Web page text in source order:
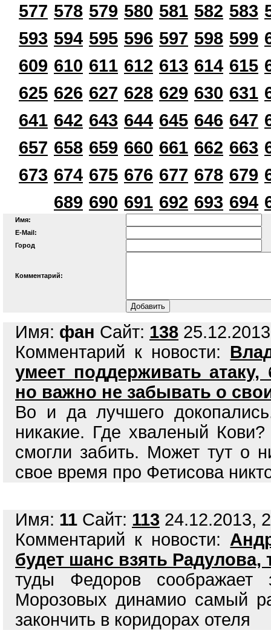
577 578 579 580 581 582 583
593 594 595 596 597 598 599
609 610 611 612 613 614 615
625 626 627 628 629 630 631
641 642 643 644 645 646 647
657 658 659 660 661 662 663
673 674 675 676 677 678 679
689 690 691 692 693 694
Имя:
E-Mail:
Город
Комментарий:
Имя: фан Сайт: 138
Комментарий к новости:
умеет поддерживать
но важно не забывать о
Во и да лучшего
никакие. Где хваленый
смогли забить. Может тут о
свое время про Фетисова
Имя: 11 Сайт: 113 24.12.2013,
Комментарий к новости:
будет шанс взять
туды Федоров соображает
Морозовых динамио самый
закончить в коридорах отеля